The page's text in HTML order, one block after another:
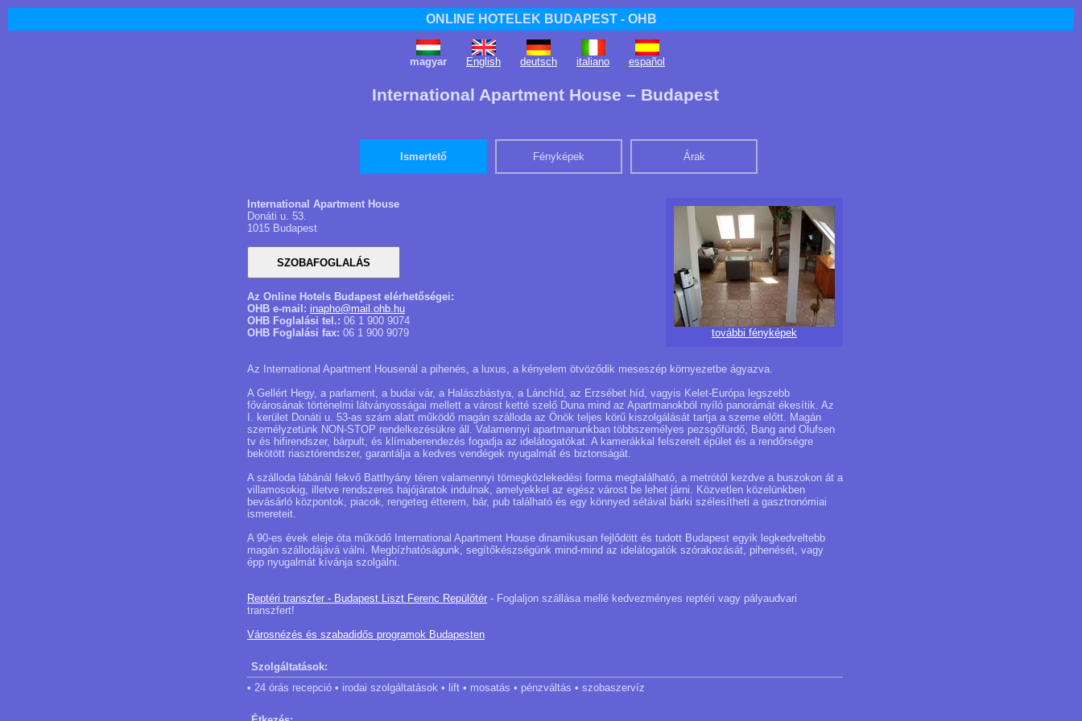
ONLINE HOTELEK BUDAPEST - OHB
magyar English deutsch italiano español
International Apartment House – Budapest
Ismertető Fényképek Árak
további fényképek
International Apartment House
Donáti u. 53.
1015 Budapest
Az Online Hotels Budapest elérhetőségei:
OHB e-mail: inapho@mail.ohb.hu
OHB Foglalási tel.: 06 1 900 9074
OHB Foglalási fax: 06 1 900 9079
Az International Apartment Housenál a pihenés, a luxus, a kényelem ötvöződik meseszép környezetbe ágyazva.
A Gellért Hegy, a parlament, a budai vár, a Halászbástya, a Lánchíd, az Erzsébet híd, vagyis Kelet-Európa legszebb
fővárosának történelmi látványosságai mellett a várost ketté szelő Duna mind az Apartmanokból nyíló panorámát ékesítik. Az
I. kerület Donáti u. 53-as szám alatt működő magán szálloda az Önök teljes körű kiszolgálását tartja a szeme előtt. Magán
személyzetünk NON-STOP rendelkezésükre áll. Valamennyi apartmanunkban többszemélyes pezsgőfürdő, Bang and Olufsen
tv és hifirendszer, bárpult, és klímaberendezés fogadja az idelátogatókat. A kamerákkal felszerelt épület és a rendőrségre
bekötött riasztórendszer, garantálja a kedves vendégek nyugalmát és biztonságát.
A szálloda lábánál fekvő Batthyány téren valamennyi tömegközlekedési forma megtalálható, a metrótól kezdve a buszokon át a
villamosokig, illetve rendszeres hajójáratok indulnak, amelyekkel az egész várost be lehet járni. Közvetlen közelünkben
bevásárló központok, piacok, rengeteg étterem, bár, pub található és egy könnyed sétával bárki szélesítheti a gasztronómiai
ismereteit.
A 90-es évek eleje óta működő International Apartment House dinamikusan fejlődött és tudott Budapest egyik legkedveltebb
magán szállodájává válni. Megbízhatóságunk, segítőkészségünk mind-mind az idelátogatók szórakozását, pihenését, vagy
épp nyugalmát kívánja szolgálni.
Reptéri transzfer - Budapest Liszt Ferenc Repülőtér - Foglaljon szállása mellé kedvezményes reptéri vagy pályaudvari
transzfert!
Városnézés és szabadidős programok Budapesten
Szolgáltatások:
• 24 órás recepció • irodai szolgáltatások • lift • mosatás • pénzváltás • szobaszervíz